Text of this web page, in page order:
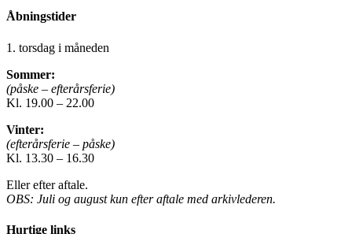
Åbningstider
1. torsdag i måneden
Sommer:
(påske – efterårsferie)
Kl. 19.00 – 22.00
Vinter:
(efterårsferie – påske)
Kl. 13.30 – 16.30
Eller efter aftale.
OBS: Juli og august kun efter aftale med arkivlederen.
Hurtige links